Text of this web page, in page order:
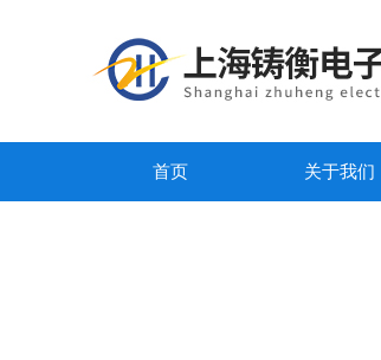
首页 关于我们